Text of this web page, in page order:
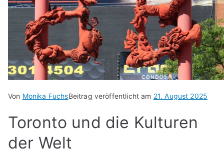
Von Monika FuchsBeitrag veröffentlicht am 21. August 2025
Toronto und die Kulturen
der Welt